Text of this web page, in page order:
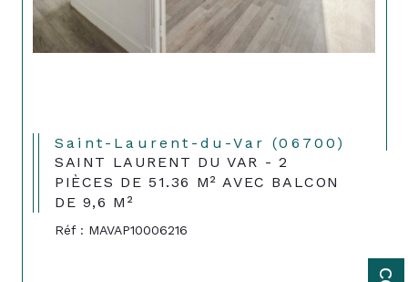
Saint-Laurent-du-Var (06700)
SAINT LAURENT DU VAR - 2
PIÈCES DE 51.36 M² AVEC BALCON
DE 9,6 M²
Réf : MAVAP10006216